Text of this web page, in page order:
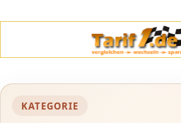
KATEGORIE